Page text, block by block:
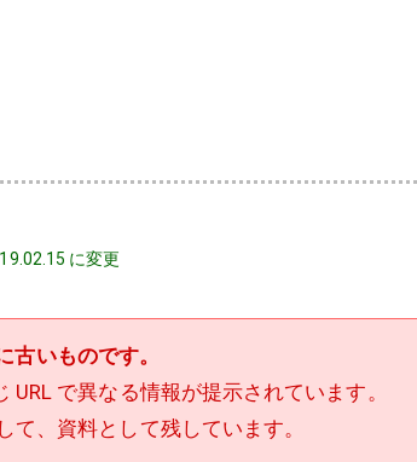
に変更
古いものです。
で異なる情報が提示されています。
、資料として残しています。